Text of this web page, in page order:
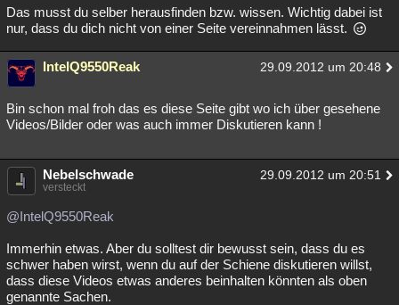
Das musst du selber herausfinden bzw. wissen. Wichtig dabei ist
nur, dass du dich nicht von einer Seite vereinnahmen lässt.
IntelQ9550Reak 29.09.2012 um 20:48
Bin schon mal froh das es diese Seite gibt wo ich über gesehene
Videos/Bilder oder was auch immer Diskutieren kann !
Nebelschwade 29.09.2012 um 20:51
versteckt
@IntelQ9550Reak
Immerhin etwas. Aber du solltest dir bewusst sein, dass du es
schwer haben wirst, wenn du auf der Schiene diskutieren willst,
dass diese Videos etwas anderes beinhalten könnten als oben
genannte Sachen.